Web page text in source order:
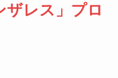
ザレス 」プロ